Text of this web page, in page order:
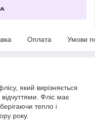
Оплата Умови
який вирізняється
Фліс має
тепло і
року.